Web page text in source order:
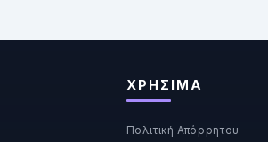
ΧΡΉΣΙΜΑ
Πολιτική Απόρρητου